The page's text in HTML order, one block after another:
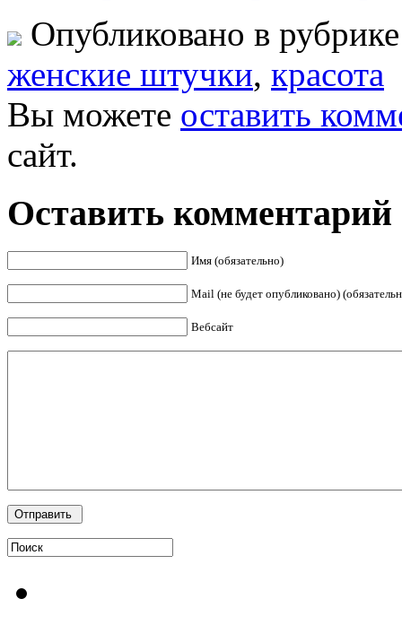
Опубликовано в
женские штучки, красота
Вы можете оставить
сайт.
Оставить комментарий
Имя (обязательно)
Mail (не будет опубликовано)
Вебсайт